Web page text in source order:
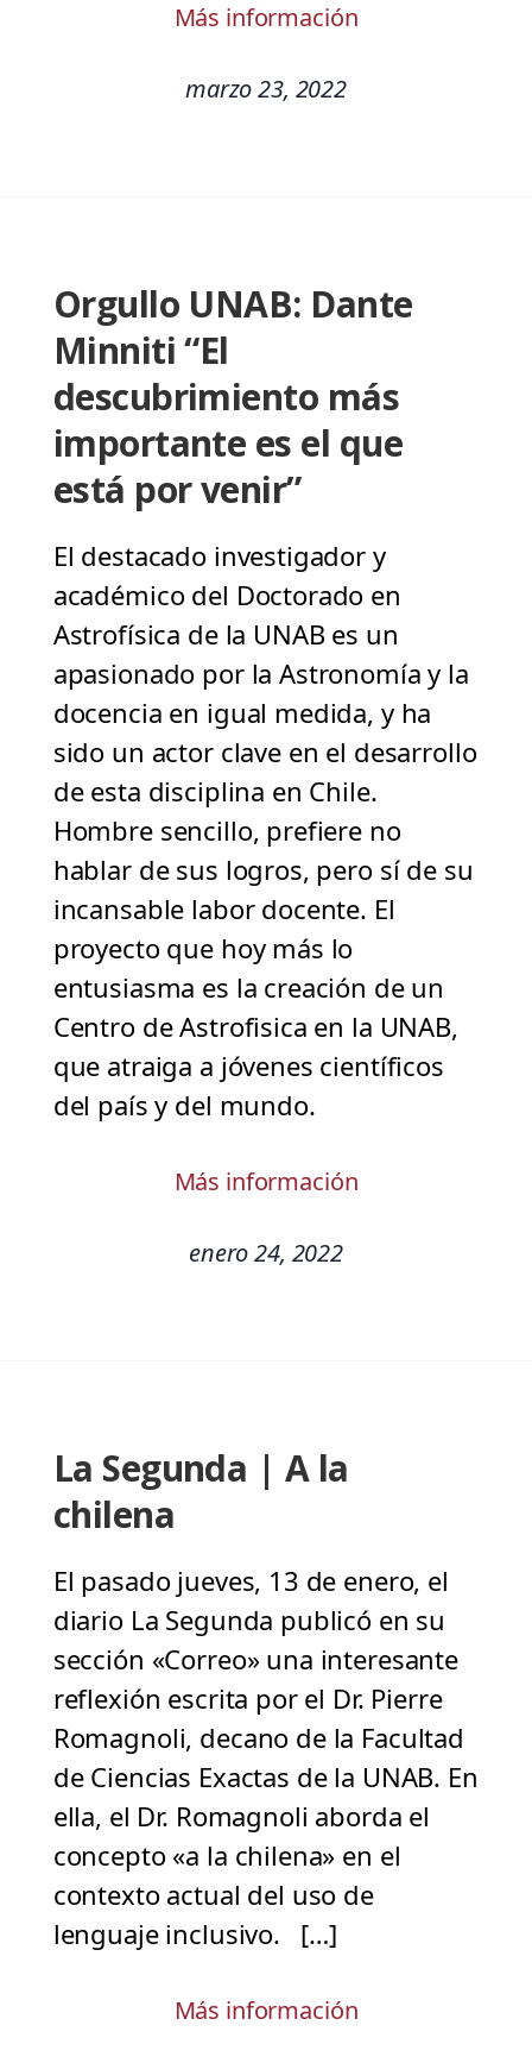
Más información
marzo 23, 2022
Orgullo UNAB: Dante
Minniti “El
descubrimiento más
importante es el que
está por venir”
El destacado investigador y
académico del Doctorado en
Astrofísica de la UNAB es un
apasionado por la Astronomía y la
docencia en igual medida, y ha
sido un actor clave en el desarrollo
de esta disciplina en Chile.
Hombre sencillo, prefiere no
hablar de sus logros, pero sí de su
incansable labor docente. El
proyecto que hoy más lo
entusiasma es la creación de un
Centro de Astrofisica en la UNAB,
que atraiga a jóvenes científicos
del país y del mundo.
Más información
enero 24, 2022
La Segunda | A la
chilena
El pasado jueves, 13 de enero, el
diario La Segunda publicó en su
sección «Correo» una interesante
reflexión escrita por el Dr. Pierre
Romagnoli, decano de la Facultad
de Ciencias Exactas de la UNAB. En
ella, el Dr. Romagnoli aborda el
concepto «a la chilena» en el
contexto actual del uso de
lenguaje inclusivo. […]
Más información